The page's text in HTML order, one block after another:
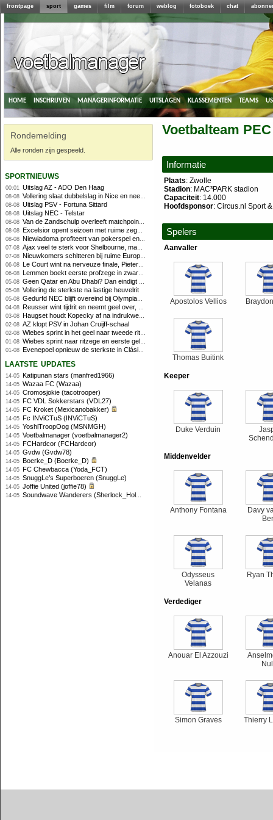
frontpage sport games film forum weblog fotoboek chat
home inschrijven managerinformatie uitslagen klassementen teams
Rondemelding
Alle ronden zijn gespeeld.
sportnieuws
00:01 Uitslag AZ - ADO Den Haag
08-08 Vollering slaat dubbelslag in Nice en neemt geel over
08-08 Uitslag PSV - Fortuna Sittard
08-08 Uitslag NEC - Telstar
08-08 Van de Zandschulp overleeft matchpoints, ook Griekspoor verder in Montreal
08-08 Excelsior opent seizoen met ruime zege op promovendus Cambuur
08-08 Niewiadoma profiteert van pokerspel en grijpt geel op Ventoux
07-08 Ajax veel te sterk voor Shelbourne, maar houdt schade beperkt
07-08 Nieuwkomers schitteren bij ruime Europese zege FC Twente
06-08 Le Court wint na nerveuze finale, Pieterse derde
06-08 Lemmen boekt eerste profzege in zware Ronde van Polen-rit
05-08 Geen Qatar en Abu Dhabi? Dan eindigt Formule 1-seizoen mogelijk in Europa
05-08 Vollering de sterkste na lastige heuvelrit
05-08 Gedurfd NEC blijft overeind bij Olympiakos
04-08 Reusser wint tijdrit en neemt geel over, Nooijen knap tweede
03-08 Haugset houdt Kopecky af na indrukwekkende solo van 86 kilometer
02-08 AZ klopt PSV in Johan Cruijff-schaal
02-08 Wiebes sprint in het geel naar tweede ritzege
01-08 Wiebes sprint naar ritzege en eerste gele trui in Tour Femmes
01-08 Evenepoel opnieuw de sterkste in Clásica San Sebastián
laatste updates
14-05 Katipunan stars (manfred1966)
14-05 Wazaa FC (Wazaa)
14-05 Cromosjokie (tacotrooper)
14-05 FC VDL Sokkerstars (VDL27)
14-05 FC Kroket (Mexicanobakker)
14-05 Fc INViCTuS (INViCTuS)
14-05 YoshiTroopOog (MSNMGH)
14-05 Voetbalmanager (voetbalmanager2)
14-05 FCHardcor (FCHardcor)
14-05 Gvdw (Gvdw78)
14-05 Boerke_D (Boerke_D)
14-05 FC Chewbacca (Yoda_FCT)
14-05 SnuggLe’s Superboeren (SnuggLe)
14-05 Joffie United (joffie78)
14-05 Soundwave Wanderers (Sherlock_Holmes)
Voetbalteam
Informatie
Plaats: Zwolle
Stadion: MAC³PARK stadion
Capaciteit: 14.000
Hoofdsponsor: Circus.nl Sport
Spelers
Aanvaller
Apostolos Vellios
Thomas Buitink
Keeper
Duke Verduin
Middenvelder
Anthony Fontana
Davy
Odysseus
Velanas
Ryan
Verdediger
Anouar El Azzouzi
Simon Graves Thierry